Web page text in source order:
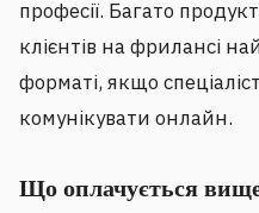
професії. Багато
клієнтів на фрилансі
форматі, якщо
комунікувати онлайн.
Що оплачується